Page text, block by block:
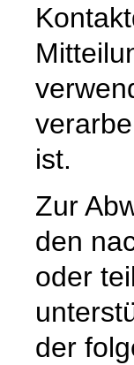
ist.
Zur
den
oder
der